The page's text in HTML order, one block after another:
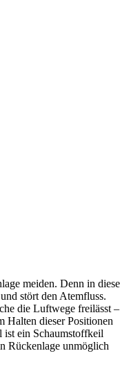
meiden. Denn in
stört den Atemfluss.
die Luftwege freilässt –
Halten dieser Positionen
ist ein Schaumstoffkeil
Rückenlage unmöglich